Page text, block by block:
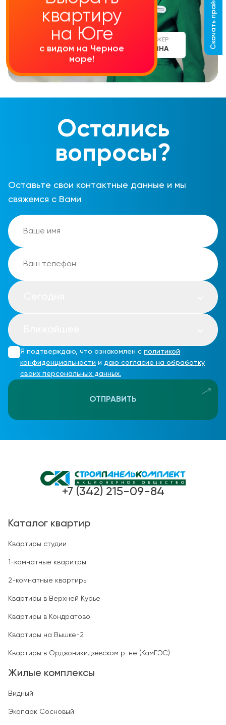
СТАРШИЙ МЕНЕДЖЕР
АЛИНА СЕРГЕЕВНА
Остались
вопросы?
Оставьте свои контактные данные и мы
свяжемся с Вами
Я подтверждаю, что ознакомлен с политикой
конфиденциальности и даю согласие на обработку
своих персональных данных.
ОТПРАВИТЬ
+7 (342) 215-09-84
Каталог квартир
Квартиры студии
1-комнатные кваритры
2-комнатные квартиры
Квартиры в Верхней Курье
Квартиры в Кондратово
Квартиры на Вышке-2
Квартиры в Орджоникидзевском р-не (КамГЭС)
Жилые комплексы
Видный
Экопарк Сосновый
квартиру
на Юге
с видом на Черное
море!